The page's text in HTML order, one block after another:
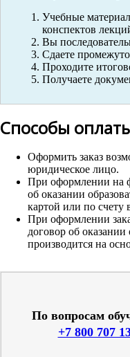
Учебные
конспектов
Вы
Сдаете
Проходите
Получаете
Способы
Оформить заказ
юридическое лицо.
При оформлении на
об оказании
картой или по счету
При оформлении
договор об оказании
производится на
По вопросам
+7 800 707